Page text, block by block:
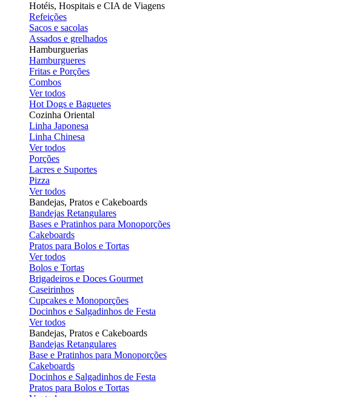
Hotéis, Hospitais e CIA de Viagens
Refeições
Sacos e sacolas
Assados e grelhados
Hamburguerias
Hamburgueres
Fritas e Porções
Combos
Ver todos
Hot Dogs e Baguetes
Cozinha Oriental
Linha Japonesa
Linha Chinesa
Ver todos
Porções
Lacres e Suportes
Pizza
Ver todos
Bandejas, Pratos e Cakeboards
Bandejas Retangulares
Bases e Pratinhos para Monoporções
Cakeboards
Pratos para Bolos e Tortas
Ver todos
Bolos e Tortas
Brigadeiros e Doces Gourmet
Caseirinhos
Cupcakes e Monoporções
Docinhos e Salgadinhos de Festa
Ver todos
Bandejas, Pratos e Cakeboards
Bandejas Retangulares
Base e Pratinhos para Monoporções
Cakeboards
Docinhos e Salgadinhos de Festa
Pratos para Bolos e Tortas